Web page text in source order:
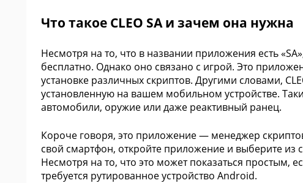
Что такое CLEO SA и зачем она нужна
Несмотря на то, что в названии приложения есть
бесплатно. Однако оно связано с игрой. Это
установке различных скриптов. Другими словами,
установленную на вашем мобильном устройстве.
автомобили, оружие или даже реактивный ранец.
Короче говоря, это приложение — менеджер
свой смартфон, откройте приложение и выберите из
Несмотря на то, что это может показаться простым,
требуется рутированное устройство Android.